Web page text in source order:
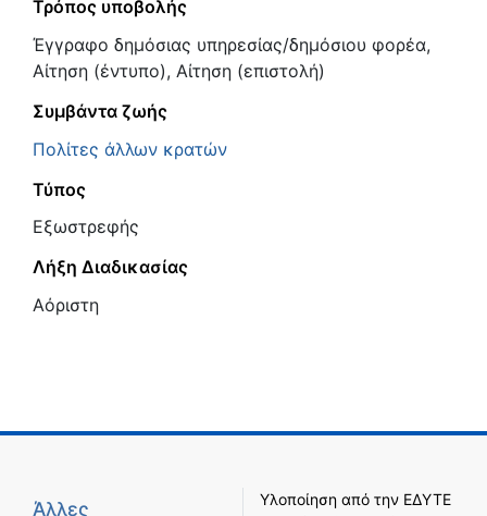
Τρόπος υποβολής
Έγγραφο δημόσιας υπηρεσίας/δημόσιου φορέα,
Αίτηση (έντυπο), Αίτηση (επιστολή)
Συμβάντα ζωής
Πολίτες άλλων κρατών
Τύπος
Εξωστρεφής
Λήξη Διαδικασίας
Αόριστη
Άλλες
Υλοποίηση από την ΕΔΥΤΕ